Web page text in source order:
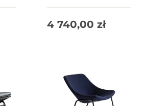
4 740,00 zł